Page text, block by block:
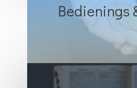
Bedienings